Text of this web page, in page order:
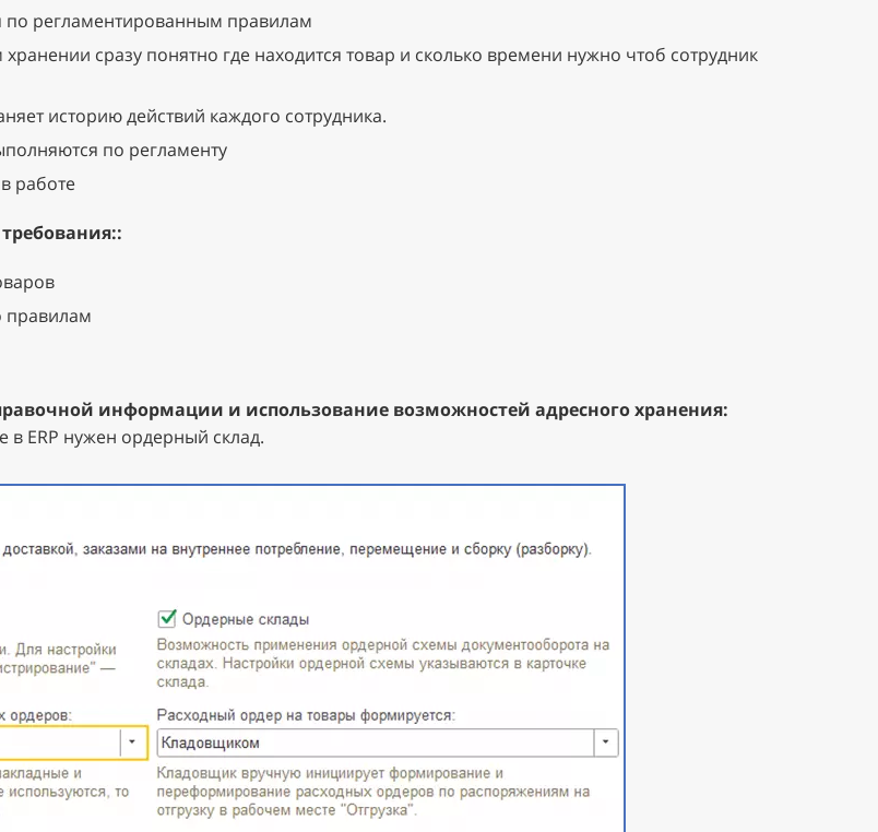
по регламентированным правилам
сразу понятно где находится товар и сколько времени нужно чтоб сотрудник
историю действий каждого сотрудника.
по регламенту
работе
:
правилам
информации и использование возможностей адресного хранения:
ERP нужен ордерный склад.